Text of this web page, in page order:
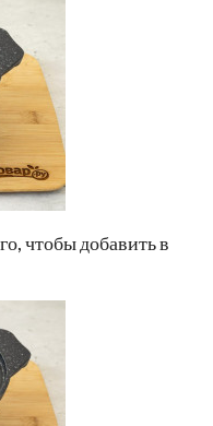
чтобы добавить в